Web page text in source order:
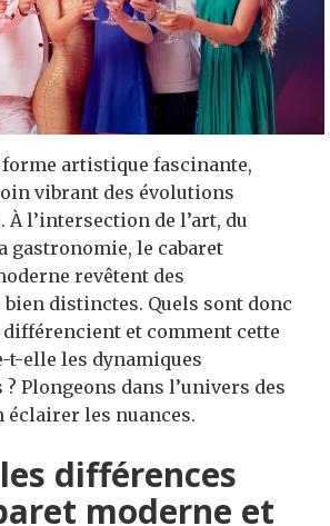
forme artistique fascinante,
vibrant des évolutions
l’intersection de l’art, du
gastronomie, le cabaret
revêtent des
distinctes. Quels sont donc
et comment cette
t-elle les dynamiques
Plongeons dans l’univers des
éclairer les nuances.
différences
moderne et